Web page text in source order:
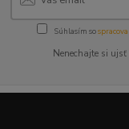
Súhlasím so
Nenechajte si